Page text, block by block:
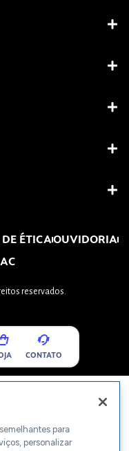
ÉTICAOUVIDORIA
reservados.
CONTATO
para
personalizar